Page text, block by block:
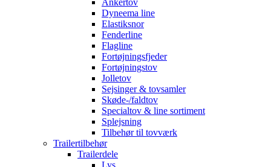
Ankertov
Dyneema line
Elastiksnor
Fenderline
Flagline
Fortøjningsfjeder
Fortøjningstov
Jolletov
Sejsinger & tovsamler
Skøde-/faldtov
Specialtov & line sortiment
Splejsning
Tilbehør til tovværk
Trailertilbehør
Trailerdele